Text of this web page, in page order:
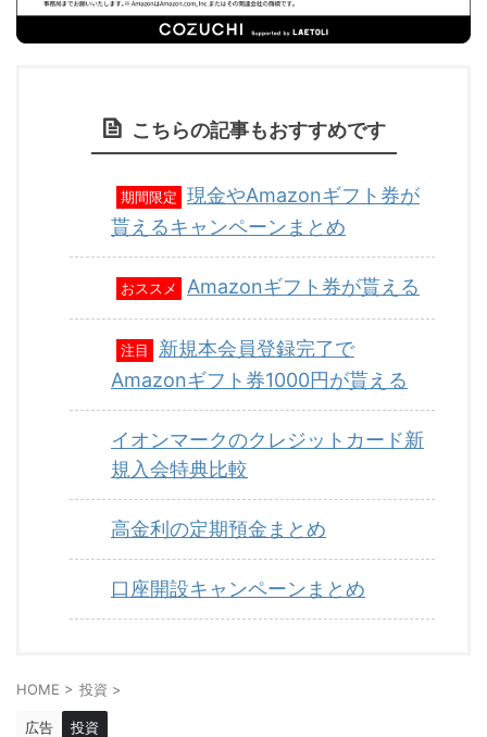
こちらの記事もおすすめです
期間限定
現金やAmazonギフト券が
貰えるキャンペーンまとめ
おススメ Amazonギフト券が貰える
注目
新規本会員登録完了で
Amazonギフト券1000円が貰える
イオンマークのクレジットカード新
規入会特典比較
高金利の定期預金まとめ
口座開設キャンペーンまとめ
HOME > 投資 >
広告 投資